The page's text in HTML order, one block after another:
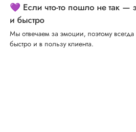
💜 Если что-то пошло не так —
и быстро
Мы отвечаем за эмоции, поэтому
быстро и в пользу клиента.